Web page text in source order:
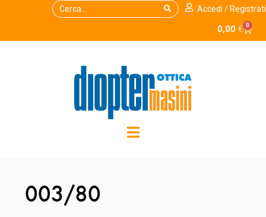
Accedi / Registrati
0,00 € 0
003/80